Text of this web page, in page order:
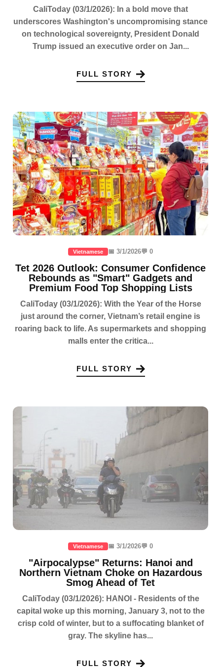
CaliToday (03/1/2026): In a bold move that
underscores Washington's uncompromising stance
on technological sovereignty, President Donald
Trump issued an executive order on Jan...
FULL STORY
Vietnamese 📅 3/1/2026💬 0
Tet 2026 Outlook: Consumer Confidence
Rebounds as "Smart" Gadgets and
Premium Food Top Shopping Lists
CaliToday (03/1/2026): With the Year of the Horse
just around the corner, Vietnam’s retail engine is
roaring back to life. As supermarkets and shopping
malls enter the critica...
FULL STORY
Vietnamese 📅 3/1/2026💬 0
"Airpocalypse" Returns: Hanoi and
Northern Vietnam Choke on Hazardous
Smog Ahead of Tet
CaliToday (03/1/2026): HANOI - Residents of the
capital woke up this morning, January 3, not to the
crisp cold of winter, but to a suffocating blanket of
gray. The skyline has...
FULL STORY